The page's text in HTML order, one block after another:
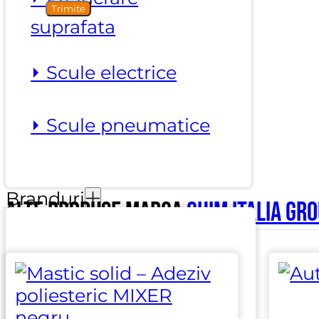
suprafata
⏵ Scule electrice
⏵ Scule pneumatice
Branduri
Aardwolf
Alte produse marca Chim Italia